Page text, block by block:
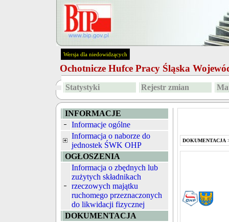
Wersja dla niedowidzących
Ochotnicze Hufce Pracy Śląska
Statystyki Rejestr zmian
INFORMACJE
Informacje ogólne
Informacja o naborze do
jednostek ŚWK OHP
OGŁOSZENIA
Informacja o zbędnych lub
zużytych składnikach
rzeczowych majątku
ruchomego przeznaczonych
do likwidacji fizycznej
DOKUMENTACJA
DOKUMENTACJA